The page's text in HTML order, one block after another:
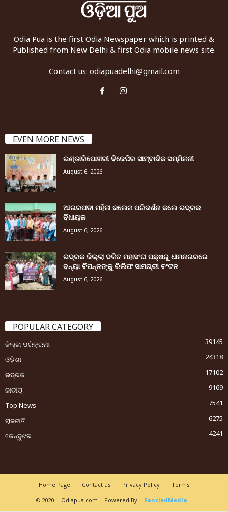
Odia Pua is the first Odia Newspaper which is printed &
Published from New Delhi & first Odia mobile news site.
Contact us: odiapuadelhi@gmail.com
EVEN MORE NEWS
ଭଣ୍ଡାରିପୋଖରୀ ବିଜେପିର ସାମ୍ବାଦିକ ସମ୍ମିଳନୀ
August 6, 2026
ଆଗରପଡା ମହିଳା କଲେଜ ପରିଦର୍ଶନ କଲେ ଭଦ୍ରକ
ବିଧାୟକ
August 6, 2026
ଭଦ୍ରକ ଜିଲ୍ଲା ଦଳିତ ମହାସଂଘ ପକ୍ଷରୁ ଧାମନଗରରେ
ବନ୍ୟା ବିପନ୍ନଙ୍କୁ ରିଲିଫ ସାମଗ୍ରୀ ବଂଟନ
August 6, 2026
POPULAR CATEGORY
ଜିଲ୍ଲା ପରିକ୍ରମା
39145
ଓଡ଼ିଶା
24318
ଭଦ୍ରକ
17102
ଜାତୀୟ
9169
Top News
7541
ରାଜନୀତି
6275
କେନ୍ଦୁଝର
4241
Home Page Contact us Privacy Policy
Terms
© 2020 | Odiapua.com | Powered By
FanciedMedia